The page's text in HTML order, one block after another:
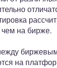
на бирже.
на